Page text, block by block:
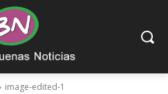
image-edited-1